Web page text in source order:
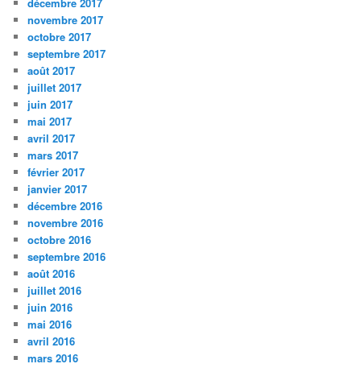
décembre 2017
novembre 2017
octobre 2017
septembre 2017
août 2017
juillet 2017
juin 2017
mai 2017
avril 2017
mars 2017
février 2017
janvier 2017
décembre 2016
novembre 2016
octobre 2016
septembre 2016
août 2016
juillet 2016
juin 2016
mai 2016
avril 2016
mars 2016